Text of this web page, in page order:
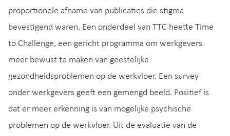
proportionele afname van publicaties die stigma
bevestigend waren. Een onderdeel van TTC heette Time
to Challenge, een gericht programma om werkgevers
meer bewust te maken van geestelijke
gezondheidsproblemen op de werkvloer. Een survey
onder werkgevers geeft een gemengd beeld. Positief is
dat er meer erkenning is van mogelijke psychische
problemen op de werkvloer. Uit de evaluatie van de